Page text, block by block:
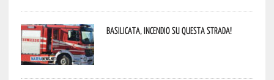
Basilicata, incendio su questa strada!